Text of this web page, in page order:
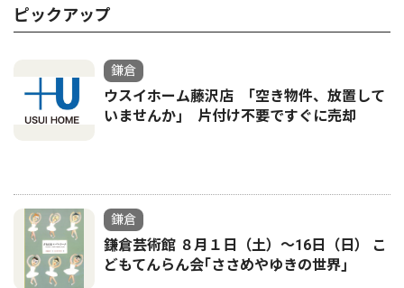
ピックアップ
鎌倉
ウスイホーム藤沢店 ｢空き物件、放置して
いませんか｣ 片付け不要ですぐに売却
鎌倉
鎌倉芸術館 ８月１日（土）〜16日（日） こ
どもてんらん会｢ささめやゆきの世界｣